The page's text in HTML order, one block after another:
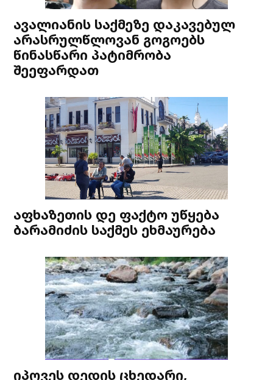
ავალიანის საქმეზე დაკავებულ
არასრულწლოვან გოგოებს
წინასწარი პატიმრობა
შეეფარდათ
აფხაზეთის დე ფაქტო უწყება
ბარამიძის საქმეს ეხმაურება
იპოვეს დედის ცხედარი,